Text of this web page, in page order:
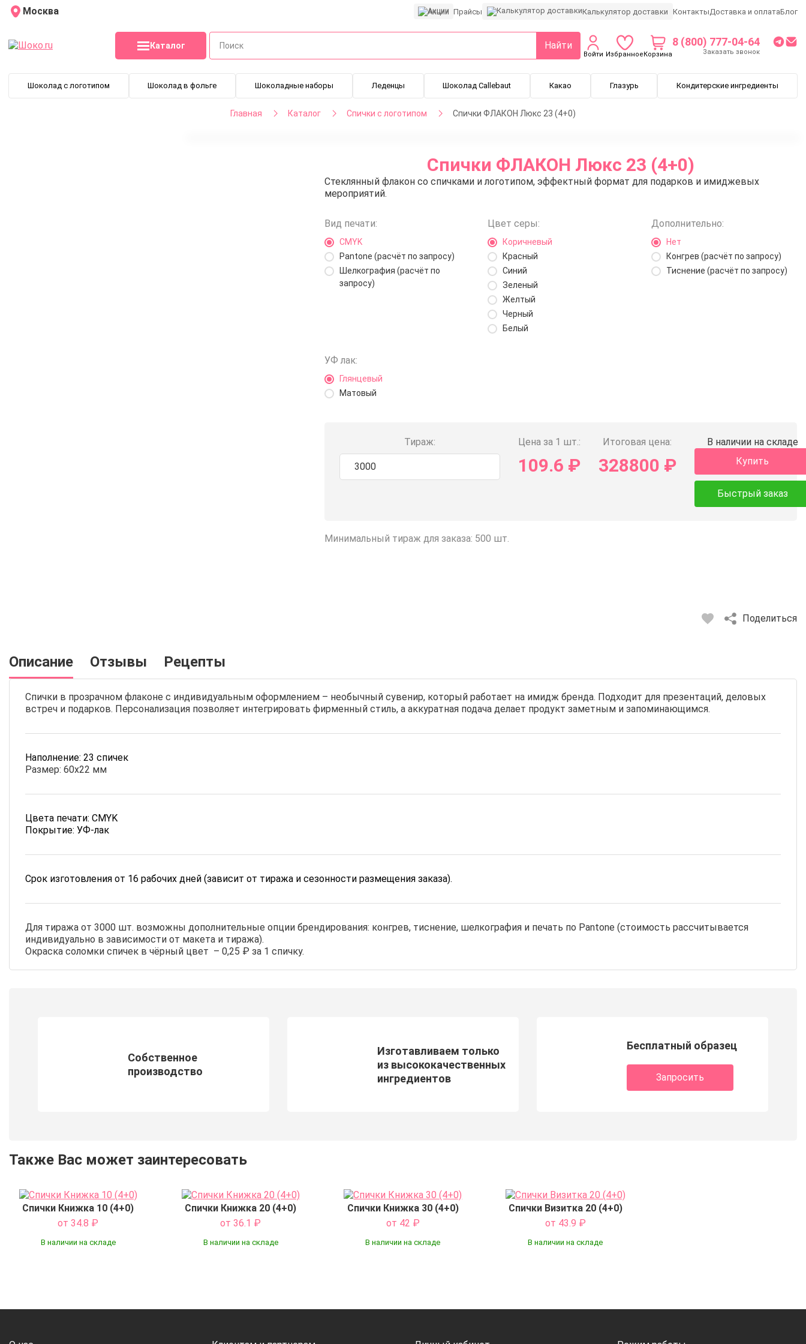
Москва Акции Прайсы Калькулятор доставки КонтактыДоставка и оплатаБлог
Каталог Найти
Войти ИзбранноеКорзина
8 (800) 777-04-64
Заказать звонок
Шоколад с логотипом Шоколад в фольге Шоколадные наборы Леденцы Шоколад Callebaut Какао Глазурь Кондитерские ингредиенты
Главная Каталог Спички с логотипом Спички ФЛАКОН Люкс 23 (4+0)
Спички ФЛАКОН Люкс 23 (4+0)
Стеклянный флакон со спичками и логотипом, эффектный формат для подарков и имиджевых
мероприятий.
Вид печати:
CMYK
Pantone (расчёт по запросу)
Шелкография (расчёт по
запросу)
Цвет серы:
Коричневый
Красный
Синий
Зеленый
Желтый
Черный
Белый
Дополнительно:
Нет
Конгрев (расчёт по запросу)
Тиснение (расчёт по запросу)
УФ лак:
Глянцевый
Матовый
Тираж: Цена за 1 шт.:
109.6 ₽
Итоговая цена:
328800 ₽
В наличии на складе
Купить
Быстрый заказ
Минимальный тираж для заказа: 500 шт.
Поделиться
Описание Отзывы Рецепты
Спички в прозрачном флаконе с индивидуальным оформлением – необычный сувенир, который работает на имидж бренда. Подходит для презентаций, деловых
встреч и подарков. Персонализация позволяет интегрировать фирменный стиль, а аккуратная подача делает продукт заметным и запоминающимся.
Наполнение: 23 спичек
Размер: 60х22 мм
Цвета печати: CMYK
Покрытие: УФ-лак
Срок изготовления от 16 рабочих дней (зависит от тиража и сезонности размещения заказа).
Для тиража от 3000 шт. возможны дополнительные опции брендирования: конгрев, тиснение, шелкография и печать по Pantone (стоимость рассчитывается
индивидуально в зависимости от макета и тиража).
Окраска соломки спичек в чёрный цвет – 0,25 ₽ за 1 спичку.
Собственное
производство
Изготавливаем только
из высококачественных
ингредиентов
Бесплатный образец
Запросить
Также Вас может заинтересовать
Спички Книжка 10 (4+0)
от 34.8 ₽
В наличии на складе
Спички Книжка 20 (4+0)
от 36.1 ₽
В наличии на складе
Спички Книжка 30 (4+0)
от 42 ₽
В наличии на складе
Спички Визитка 20 (4+0)
от 43.9 ₽
В наличии на складе